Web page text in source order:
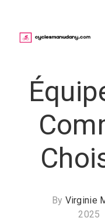
content
By Virginie
2025